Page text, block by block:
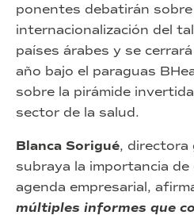
ponentes debatirán sobre
internacionalización del
países árabes y se
año bajo el paraguas
sobre la pirámide
sector de la salud.
Blanca Sorigué, directora
subraya la importancia
agenda empresarial,
múltiples informes que